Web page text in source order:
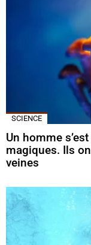
SCIENCE
Un homme
magiques. Ils
veines